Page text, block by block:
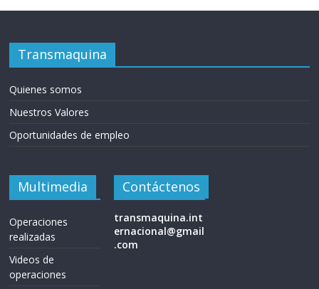
Transmaquina
Quienes somos
Nuestros Valores
Oportunidades de empleo
Multimedia
Operaciones
realizadas
Videos de
operaciones
Contáctenos
transmaquina.int
ernacional@gmail
.com